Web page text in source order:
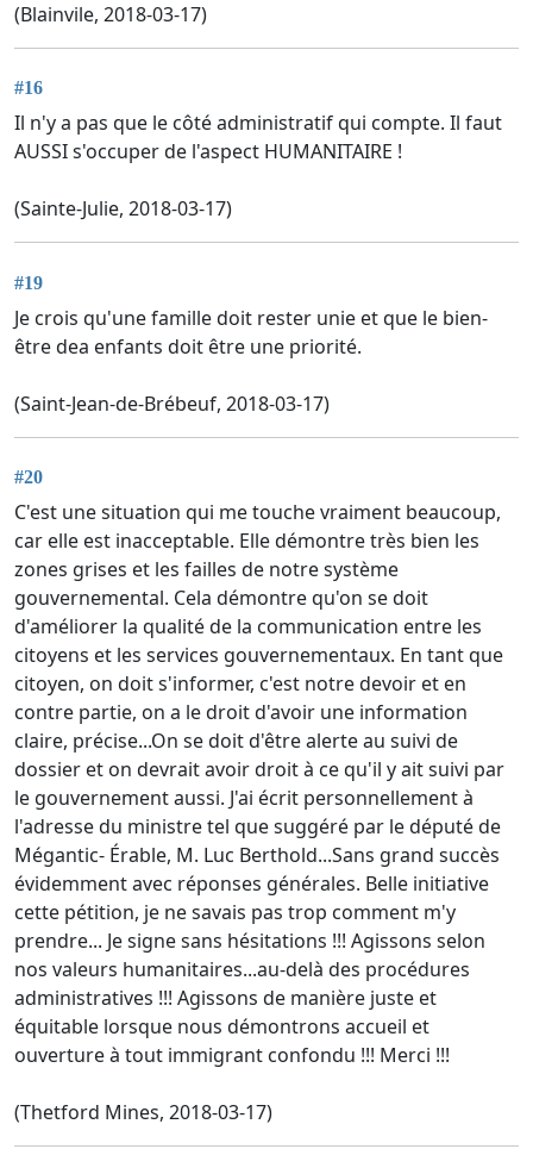
(Blainvile, 2018-03-17)
#16
Il n'y a pas que le côté administratif qui compte. Il faut
AUSSI s'occuper de l'aspect HUMANITAIRE !
(Sainte-Julie, 2018-03-17)
#19
Je crois qu'une famille doit rester unie et que le bien-
être dea enfants doit être une priorité.
(Saint-Jean-de-Brébeuf, 2018-03-17)
#20
C'est une situation qui me touche vraiment beaucoup,
car elle est inacceptable. Elle démontre très bien les
zones grises et les failles de notre système
gouvernemental. Cela démontre qu'on se doit
d'améliorer la qualité de la communication entre les
citoyens et les services gouvernementaux. En tant que
citoyen, on doit s'informer, c'est notre devoir et en
contre partie, on a le droit d'avoir une information
claire, précise...On se doit d'être alerte au suivi de
dossier et on devrait avoir droit à ce qu'il y ait suivi par
le gouvernement aussi. J'ai écrit personnellement à
l'adresse du ministre tel que suggéré par le député de
Mégantic- Érable, M. Luc Berthold...Sans grand succès
évidemment avec réponses générales. Belle initiative
cette pétition, je ne savais pas trop comment m'y
prendre... Je signe sans hésitations !!! Agissons selon
nos valeurs humanitaires...au-delà des procédures
administratives !!! Agissons de manière juste et
équitable lorsque nous démontrons accueil et
ouverture à tout immigrant confondu !!! Merci !!!
(Thetford Mines, 2018-03-17)